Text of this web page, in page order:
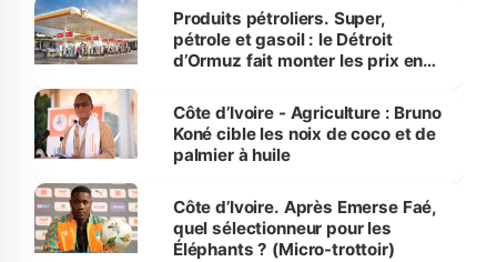
menacées
Produits pétroliers. Super,
pétrole et gasoil : le Détroit
d’Ormuz fait monter les prix en
Côte d’Ivoire - Agriculture : Bruno
Koné cible les noix de coco et de
palmier à huile
Côte d’Ivoire. Après Emerse Faé,
quel sélectionneur pour les
Éléphants ? (Micro-trottoir)